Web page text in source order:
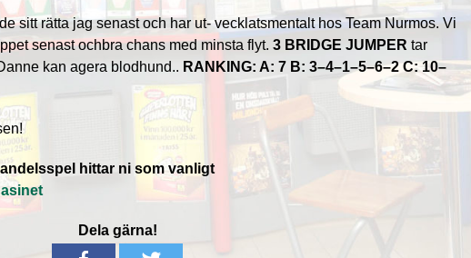
sitt rätta jag senast och har ut- vecklatsmentalt hos Team Nurmos. Vi
senast ochbra chans med minsta flyt. 3 BRIDGE JUMPER tar
kan agera blodhund.. RANKING: A: 7 B: 3–4–1–5–6–2 C: 10–
hittar ni som vanligt
Dela gärna!